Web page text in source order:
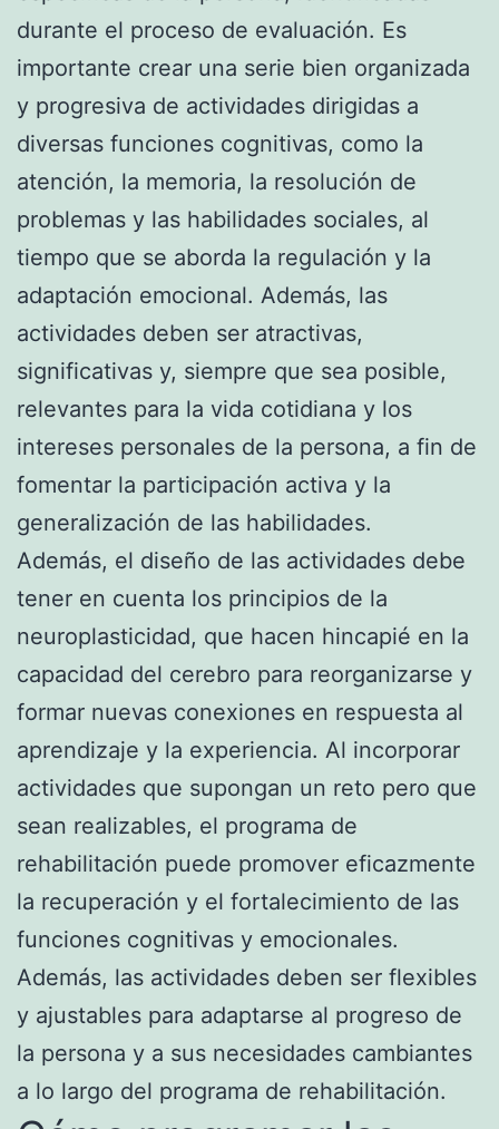
durante el proceso de evaluación. Es
importante crear una serie bien organizada
y progresiva de actividades dirigidas a
diversas funciones cognitivas, como la
atención, la memoria, la resolución de
problemas y las habilidades sociales, al
tiempo que se aborda la regulación y la
adaptación emocional. Además, las
actividades deben ser atractivas,
significativas y, siempre que sea posible,
relevantes para la vida cotidiana y los
intereses personales de la persona, a fin de
fomentar la participación activa y la
generalización de las habilidades.
Además, el diseño de las actividades debe
tener en cuenta los principios de la
neuroplasticidad, que hacen hincapié en la
capacidad del cerebro para reorganizarse y
formar nuevas conexiones en respuesta al
aprendizaje y la experiencia. Al incorporar
actividades que supongan un reto pero que
sean realizables, el programa de
rehabilitación puede promover eficazmente
la recuperación y el fortalecimiento de las
funciones cognitivas y emocionales.
Además, las actividades deben ser flexibles
y ajustables para adaptarse al progreso de
la persona y a sus necesidades cambiantes
a lo largo del programa de rehabilitación.